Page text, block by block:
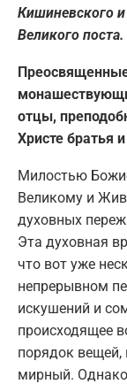
Кишиневского
Великого поста.
отцы,
Христе братья
Милостью
Великому и
духовных
Эта духовная
что вот уже
непрерывном
искушений и
происходящее
порядок
мирный.